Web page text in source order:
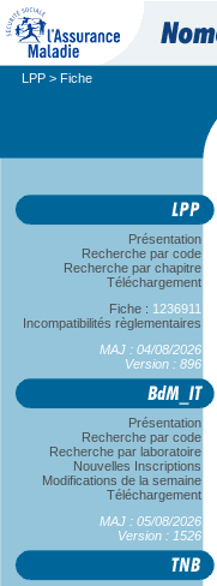
LPP > Fiche
Présentation
Recherche par code
Recherche par chapitre
Téléchargement
Fiche : 1236911
Incompatibilités règlementaires
MAJ : 04/08/2026
Version : 896
Présentation
Recherche par code
Recherche par laboratoire
Nouvelles Inscriptions
Modifications de la semaine
Téléchargement
MAJ : 05/08/2026
Version : 1526